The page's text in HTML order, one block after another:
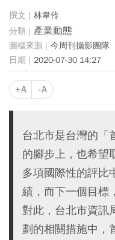
林韋伶
產業動態
今周刊攝影團隊
2020-07-30 14:27
+A -A
台北市是台灣的「
的腳步上，也希望
多項國際性的評比
績，而下一個目標
對此，台北市資訊
劃的相關措施中，